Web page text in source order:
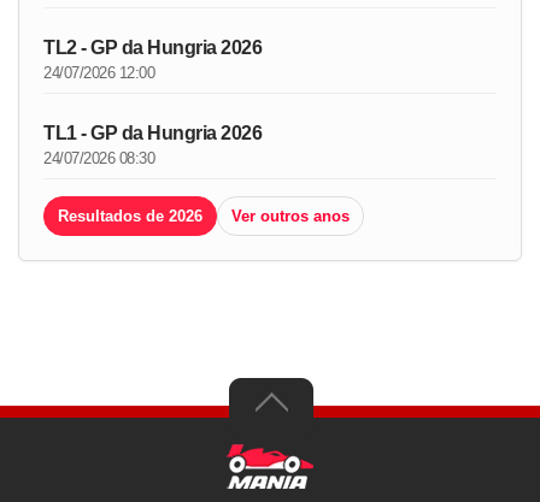
TL2 - GP da Hungria 2026
24/07/2026 12:00
TL1 - GP da Hungria 2026
24/07/2026 08:30
Resultados de 2026 Ver outros anos